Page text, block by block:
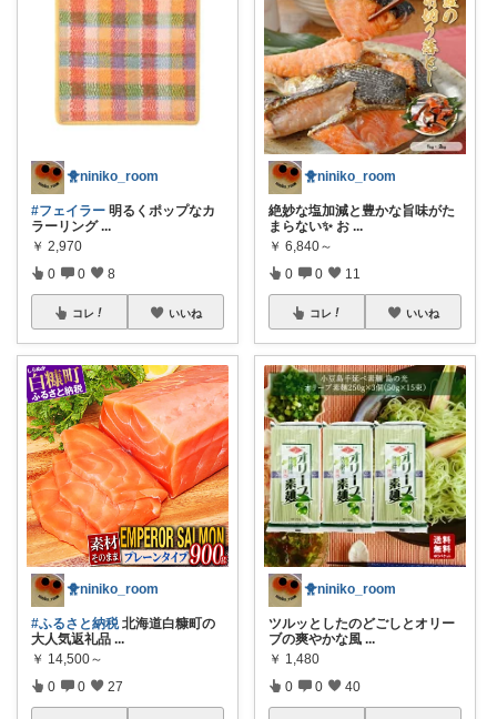
🐥niniko_room
#フェイラー 明るくポップなカ
ラーリング ...
￥ 2,970
0 0 8
コレ いいね
🐥niniko_room
#ふるさと納税北海道白糠町の
大人気返礼品 ...
￥ 14,500～
0 0 27
🐥niniko_room
絶妙な塩加減と豊かな旨味がた
まらない✨ お ...
￥ 6,840～
0 0 11
コレ いいね
🐥niniko_room
ツルッとしたのどごしとオリー
ブの爽やかな風 ...
￥ 1,480
0 0 40